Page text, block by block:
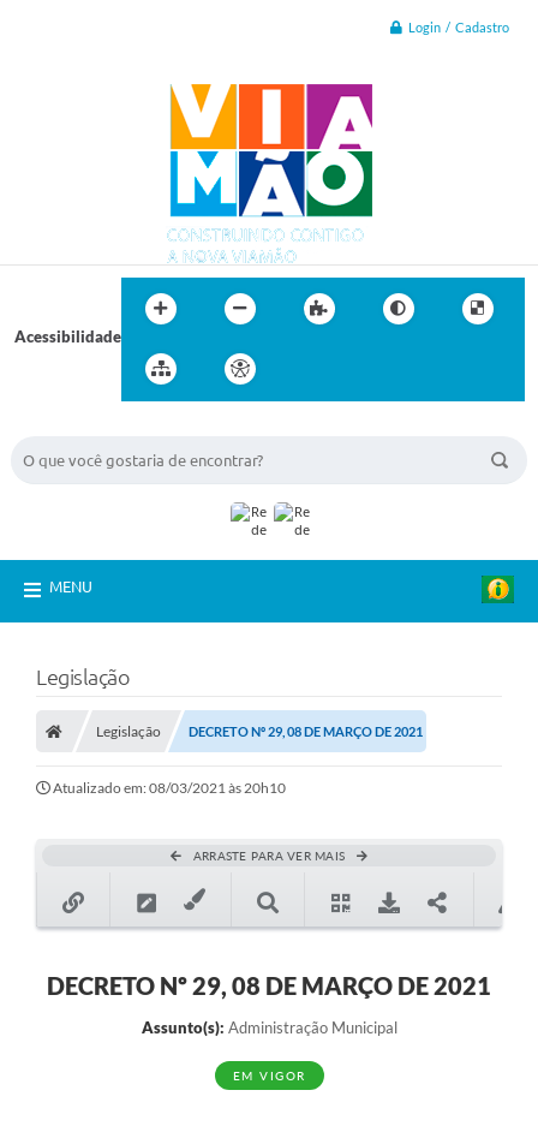
Login / Cadastro
Acessibilidade
MENU
Legislação
Legislação DECRETO Nº 29, 08 DE MARÇO DE 2021
Atualizado em: 08/03/2021 às 20h10
ARRASTE PARA VER MAIS
DECRETO Nº 29, 08 DE MARÇO DE 2021
Assunto(s): Administração Municipal
EM VIGOR